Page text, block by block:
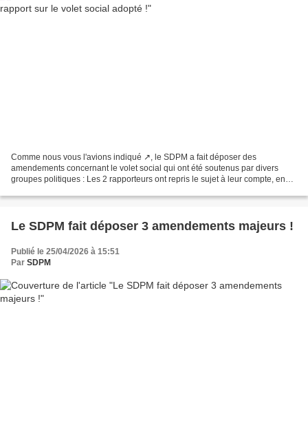
Comme nous vous l'avions indiqué ↗️, le SDPM a fait déposer des
amendements concernant le volet social qui ont été soutenus par divers
groupes politiques : Les 2 rapporteurs ont repris le sujet à leur compte, en
Le SDPM fait déposer 3 amendements majeurs !
Publié le 25/04/2026 à 15:51
Par SDPM